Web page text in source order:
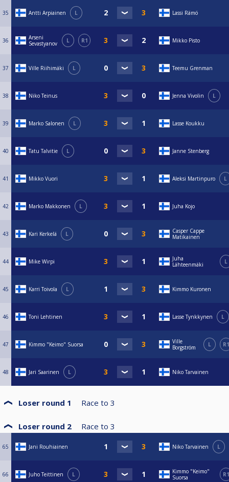
35 Antti Arpiainen L Lassi Rämö
36
Arseni
Sevastyanov
L R1 Mikko Pisto
37 Ville Riihimäki L Teemu Grenman
38 Niko Teinus Jenna Vivolin L
39 Marko Salonen L Lasse Koukku
40 Tatu Talvitie L Janne Stenberg
41 Mikko Vuori Aleksi Martinpuro L
42 Marko Makkonen L Juha Kojo
43 Kari Kerkelä L
Casper Cappe
Matikainen
44 Mike Wirpi
Juha
Lähteenmäki
L
45 Karri Toivola L Kimmo Kuronen
46 Toni Lehtinen Lasse Tynkkynen L
47 Kimmo "Keimo" Suorsa
Ville
Borgström
L R1
48 Jari Saarinen L Niko Tarvainen
Loser round 1 Race to 3
Loser round 2 Race to 3
65 Jani Rouhiainen Niko Tarvainen L
66 Juho Teittinen L
Kimmo "Keimo"
Suorsa
R1